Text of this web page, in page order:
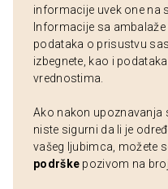
informacije uvek one na
Informacije sa
podataka o prisustvu
izbegnete, kao i
vrednostima.
Ako nakon upoznavanja
niste sigurni da li je
vašeg ljubimca, možete
podrške pozivom na